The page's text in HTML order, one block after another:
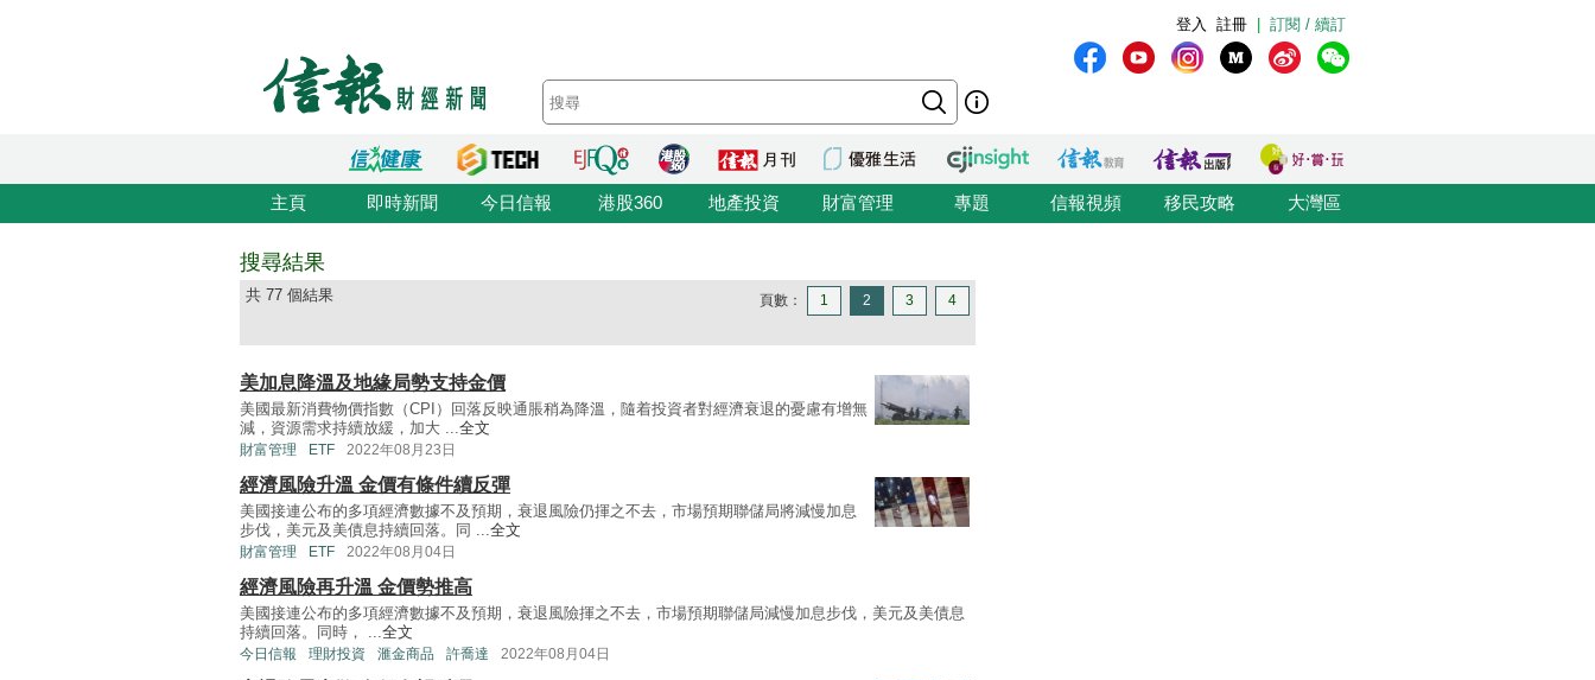
訂閱 / 續訂
註冊
登入
主頁 即時新聞 今日信報 港股360 地產投資 財富管理 專題 信報視頻 移民攻略 大灣區
搜尋結果
共 77 個結果 頁數： 1 2 3 4
美加息降溫及地緣局勢支持金價
美國最新消費物價指數（CPI）回落反映通脹稍為降溫，隨着投資者對經濟衰退的憂慮有增無
減，資源需求持續放緩，加大 ...全文
財富管理 ETF 2022年08月23日
經濟風險升溫 金價有條件續反彈
美國接連公布的多項經濟數據不及預期，衰退風險仍揮之不去，市場預期聯儲局將減慢加息
步伐，美元及美債息持續回落。同 ...全文
財富管理 ETF 2022年08月04日
經濟風險再升溫 金價勢推高
美國接連公布的多項經濟數據不及預期，衰退風險揮之不去，市場預期聯儲局減慢加息步伐，美元及美債息
持續回落。同時， ...全文
今日信報 理財投資 滙金商品 許喬達 2022年08月04日